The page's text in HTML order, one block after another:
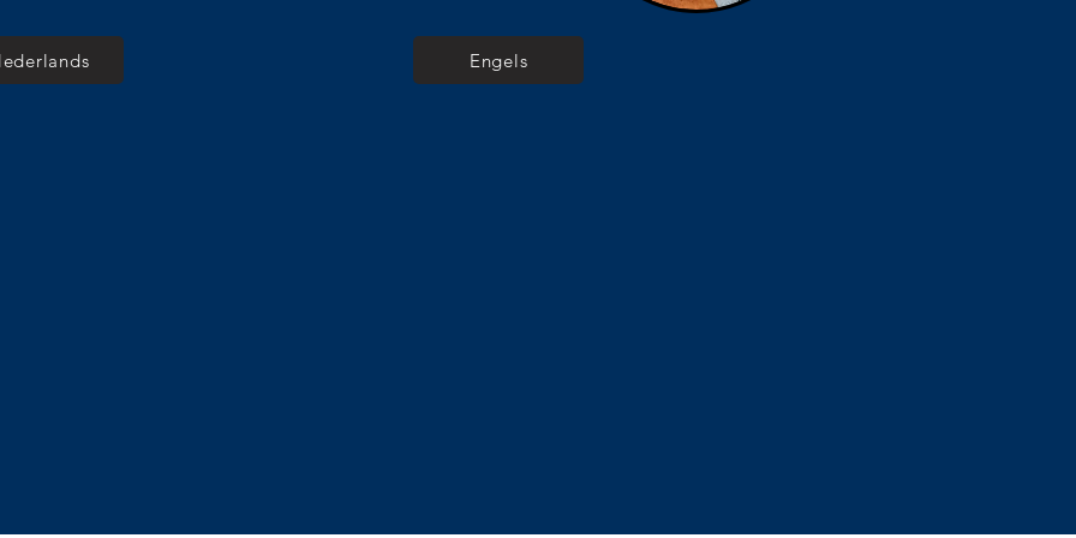
Engels